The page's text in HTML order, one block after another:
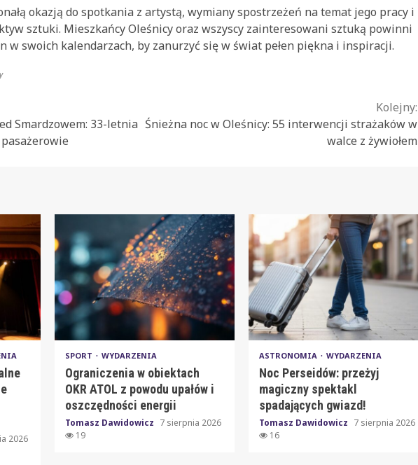
okazją do spotkania z artystą, wymiany spostrzeżeń na temat jego pracy i
sztuki. Mieszkańcy Oleśnicy oraz wszyscy zainteresowani sztuką powinni
w swoich kalendarzach, by zanurzyć się w świat pełen piękna i inspiracji.
Smardzowem: 33-letnia
Kolejny:
Śnieżna noc w Oleśnicy: 55 interwencji strażaków w
walce z żywiołem
2026
SPORT WYDARZENIA
Ograniczenia w obiektach
OKR ATOL z powodu upałów i
oszczędności energii
Tomasz Dawidowicz 7 sierpnia 2026
19
ASTRONOMIA WYDARZENIA
Noc Perseidów: przeżyj
magiczny spektakl
spadających gwiazd!
Tomasz Dawidowicz 7 sierpnia 2026
16